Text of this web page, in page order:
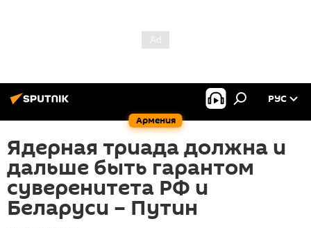
Армения
РУС
Ядерная триада должна и
дальше быть гарантом
суверенитета РФ и
Беларуси – Путин